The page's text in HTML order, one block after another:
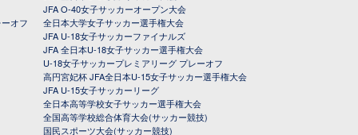
オフ
JFA O-40女子サッカーオープン大会
全日本大学女子サッカー選手権大会
JFA U-18女子サッカーファイナルズ
JFA 全日本U-18女子サッカー選手権大会
U-18女子サッカープレミアリーグ プレーオフ
高円宮妃杯 JFA全日本U-15女子サッカー選手権大会
JFA U-15女子サッカーリーグ
全日本高等学校女子サッカー選手権大会
全国高等学校総合体育大会(サッカー競技)
国民スポーツ大会(サッカー競技)